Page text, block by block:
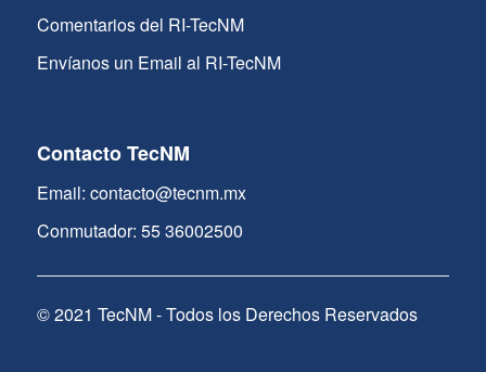
Comentarios del RI-TecNM
Envíanos un Email al RI-TecNM
Contacto TecNM
Email: contacto@tecnm.mx
Conmutador: 55 36002500
© 2021 TecNM - Todos los Derechos Reservados